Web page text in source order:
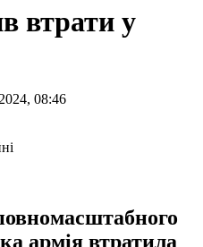
втрати у
08:46
армія втратила